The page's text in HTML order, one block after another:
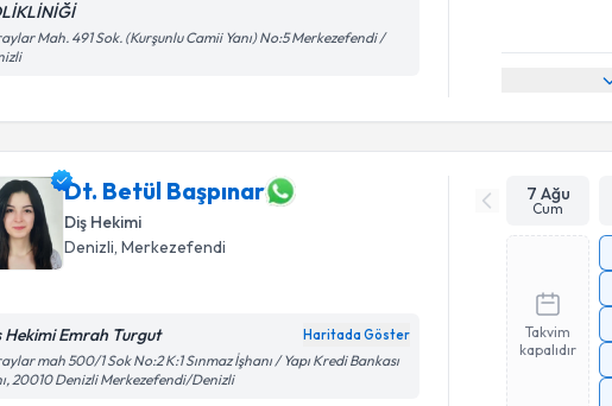
Mah. 491 Sok. (Kurşunlu Camii Yanı) No:5 Merkezefendi /
Dt. Betül Başpınar
Diş Hekimi
Denizli , Merkezefendi
Hekimi Emrah Turgut Haritada Göster
mah 500/1 Sok No:2 K:1 Sınmaz İşhanı / Yapı Kredi Bankası
20010 Denizli Merkezefendi/Denizli
7 Ağu
Cum
Takvim
kapalıdır